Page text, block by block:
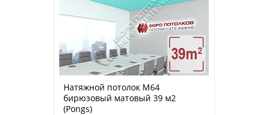
Натяжной потолок M64
бирюзовый матовый 39 м2
(Pongs)